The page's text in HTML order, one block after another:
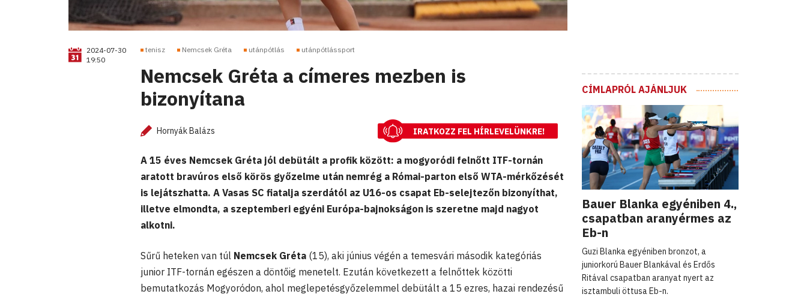
2024-07-30
19:50
tenisz Nemcsek Gréta utánpótlás utánpótlássport
Nemcsek Gréta a címeres mezben is
bizonyítana
Hornyák Balázs IRATKOZZ FEL HÍRLEVELÜNKRE!
A 15 éves Nemcsek Gréta jól debütált a profik között: a mogyoródi felnőtt ITF-tornán
aratott bravúros első körös győzelme után nemrég a Római-parton első WTA-mérkőzését
is lejátszhatta. A Vasas SC fiatalja szerdától az U16-os csapat Eb-selejtezőn bizonyíthat,
illetve elmondta, a szeptemberi egyéni Európa-bajnokságon is szeretne majd nagyot
alkotni.
Sűrű heteken van túl Nemcsek Gréta (15), aki június végén a temesvári második kategóriás
junior ITF-tornán egészen a döntőig menetelt. Ezután következett a felnőttek közötti
bemutatkozás Mogyoródon, ahol meglepetésgyőzelemmel debütált a 15 ezres, hazai rendezésű
CÍMLAPRÓL AJÁNLJUK
Bauer Blanka egyéniben 4.,
csapatban aranyérmes az
Eb-n
Guzi Blanka egyéniben bronzot, a
juniorkorú Bauer Blankával és Erdős
Ritával csapatban aranyat nyert az
isztambuli öttusa Eb-n.